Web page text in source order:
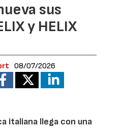
sus
y HELIX
08/07/2026
italiana llega con una